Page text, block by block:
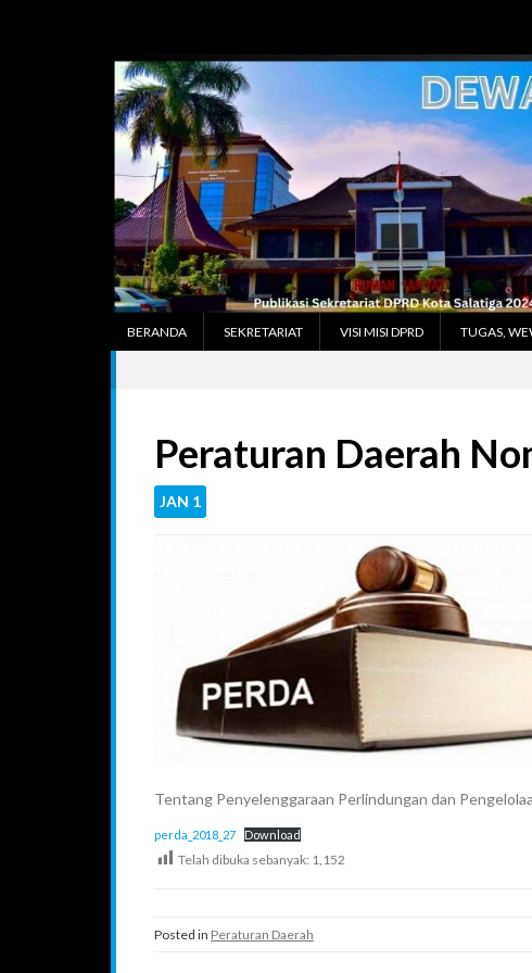
BERANDA SEKRETARIAT VISI MISI DPRD TUGAS,
Peraturan Daerah
JAN 1
Tentang Penyelenggaraan Perlindungan dan
perda_2018_27 Download
Telah dibuka sebanyak: 1,152
Posted in Peraturan Daerah